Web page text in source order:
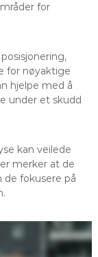
for
for nøyaktige
hjelpe med å
under et skudd
kan veilede
merker at de
de fokusere på